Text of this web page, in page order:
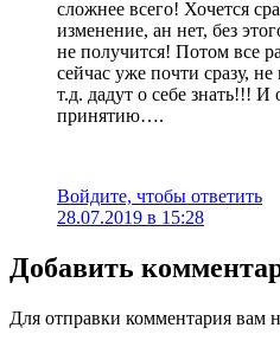
сложнее всего! Хочется
изменение, ан нет, без
не получится! Потом все
сейчас уже почти сразу,
т.д. дадут о себе знать!!!
принятию….
Войдите, чтобы ответить
28.07.2019 в 15:28
Добавить
Для отправки комментария вам